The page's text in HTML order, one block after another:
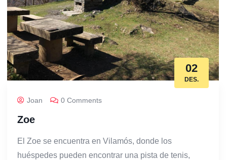
02
DES.
Joan 0 Comments
Zoe
El Zoe se encuentra en Vilamós, donde los
huéspedes pueden encontrar una pista de tenis,